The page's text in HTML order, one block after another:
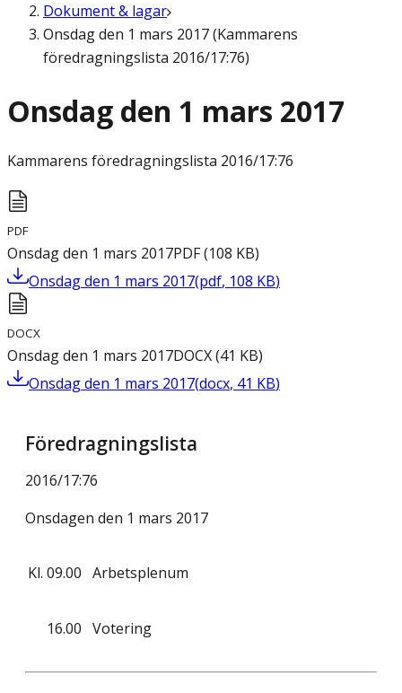
Dokument & lagar
Onsdag den 1 mars 2017 (Kammarens
föredragningslista 2016/17:76)
Onsdag den 1 mars 2017
Kammarens föredragningslista 2016/17:76
PDF
Onsdag den 1 mars 2017PDF(108 KB)
Onsdag den 1 mars 2017(pdf, 108 KB)
DOCX
Onsdag den 1 mars 2017DOCX(41 KB)
Onsdag den 1 mars 2017(docx, 41 KB)
Föredragningslista
2016/17:76
Onsdagen den 1 mars 2017
Kl. 09.00 Arbetsplenum
16.00 Votering